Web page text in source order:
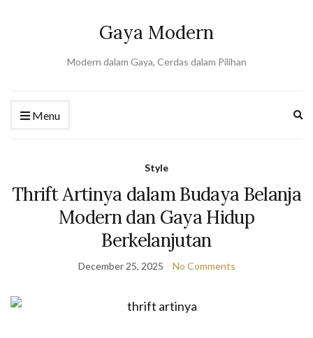
Gaya Modern
Modern dalam Gaya, Cerdas dalam Pilihan
Menu
Style
Thrift Artinya dalam Budaya Belanja
Modern dan Gaya Hidup
Berkelanjutan
December 25, 2025 No Comments